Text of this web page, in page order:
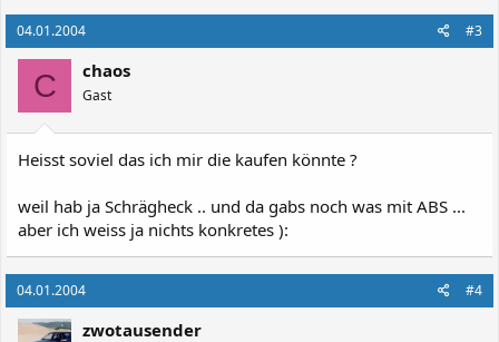
04.01.2004 #3
C chaos
Gast
Heisst soviel das ich mir die kaufen könnte ?
weil hab ja Schrägheck .. und da gabs noch was mit ABS ...
aber ich weiss ja nichts konkretes ):
04.01.2004 #4
zwotausender